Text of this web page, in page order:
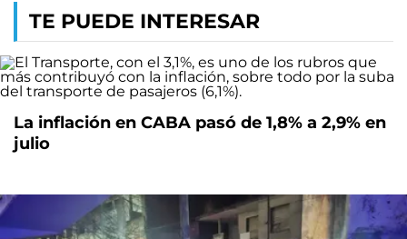
TE PUEDE INTERESAR
La inflación en CABA pasó de 1,8% a 2,9% en
julio